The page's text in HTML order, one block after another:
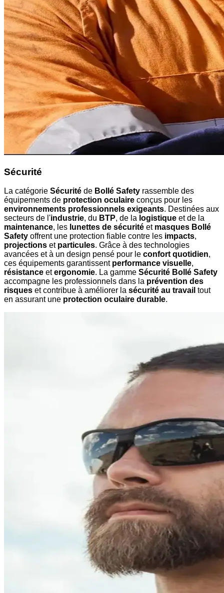
Sécurité
La catégorie Sécurité de Bollé Safety rassemble des
équipements de protection oculaire conçus pour les
environnements professionnels exigeants. Destinées aux
secteurs de l'industrie, du BTP, de la logistique et de la
maintenance, les lunettes de sécurité et masques Bollé
Safety offrent une protection fiable contre les impacts,
projections et particules. Grâce à des technologies
avancées et à un design pensé pour le confort quotidien,
ces équipements garantissent performance visuelle,
résistance etergonomie. La gamme Sécurité Bollé Safety
accompagne les professionnels dans la prévention des
risques et contribue à améliorer la sécurité au travail tout
en assurant une protection oculaire durable.